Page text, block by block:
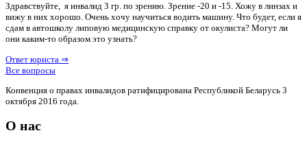
Здравствуйте, я инвалид 3 гр. по зрению. Зрение -20 и -15. Хожу в линзах и
вижу в них хорошо. Очень хочу научиться водить машину. Что будет, если я
сдам в автошколу липовую медицинскую справку от окулиста? Могут ли
они каким-то образом это узнать?
Ответ юриста ⇒
Все вопросы
Конвенция о правах инвалидов ратифицирована Республикой Беларусь 3
октября 2016 года.
О нас